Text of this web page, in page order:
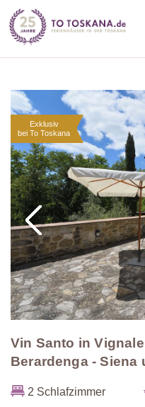
Exklusiv
bei To Toskana
Vin Santo in
Berardenga - Siena
2 Schlafzimmer